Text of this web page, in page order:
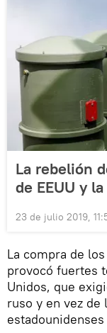
La rebelión
de EEUU y la
23 de julio 2019,
La compra de
provocó fuertes
Unidos, que
ruso y en vez